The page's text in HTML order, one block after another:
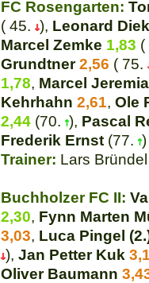
FC Rosengarten:
( 45. ), Leonard
Marcel Zemke 1,83
Grundtner 2,56 ( 75.
1,78, Marcel
Kehrhahn 2,61, Ole
2,44 (70. ), Pascal
Frederik Ernst (77. )
Trainer: Lars Bründel
Buchholzer FC II:
2,30, Fynn Marten
3,03, Luca Pingel
), Jan Petter Kuk
Oliver Baumann